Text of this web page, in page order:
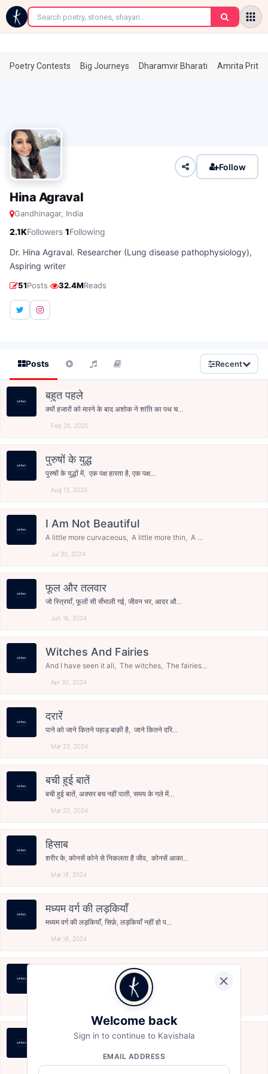
←
Poetry Contests Big Journeys Dharamvir Bharati Amrita
Follow
Hina Agraval
Gandhinagar, India
2.1KFollowers·1Following
Dr. Hina Agraval. Researcher (Lung disease pathophysiology),
Aspiring writer
51Posts· 32.4MReads
Posts Recent
बहुत पहले
क्यों हजारों को मारने के बाद अशोक ने शांति का पथ च...
Feb 26, 2025
पुरुषों के युद्ध
पुरुषों के युद्धों में, एक पक्ष हारता है, एक पक्ष...
Aug 13, 2024
I Am Not Beautiful
A little more curvaceous, A little more thin, A ...
Jul 30, 2024
फूल और तलवार
जो स्त्रियाँ, फूलों सी सँभाली गई, जीवन भर, आदर औ...
Jun 16, 2024
Witches And Fairies
And I have seen it all, The witches, The fairies...
Apr 30, 2024
दरारें
पाने को जाने कितने पहाड़ बाक़ी है, जाने कितने दरि...
Mar 23, 2024
बची हुई बातें
बची हुई बातें, अक्सर बच नहीं पाती, समय के गले में...
Mar 20, 2024
हिसाब
शरीर के, कोनसें कोने से निकलता है जीव, कोनसें आका...
Mar 18, 2024
मध्यम वर्ग की लड़कियाँ
मध्यम वर्ग की लड़कियाँ, सिर्फ़, लड़कियाँ नहीं हो प...
Mar 18, 2024
“खोने की प्रक्रिया” मैंने, हर संबंध को, आख़िरी क्ष...
माँ, एक दिन तुम भूल जाओ की तुम माँ हो
Mar 16, 2024
Welcome back
Sign in to continue to Kavishala
EMAIL ADDRESS